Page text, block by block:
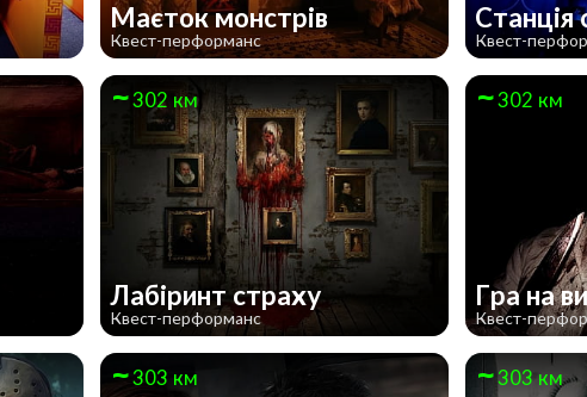
Маєток монстрів
Квест-перформанс
Станція
Квест-
302 км
Лабіринт страху
Квест-перформанс
302 км
Гра на
Квест-
303 км 303 км